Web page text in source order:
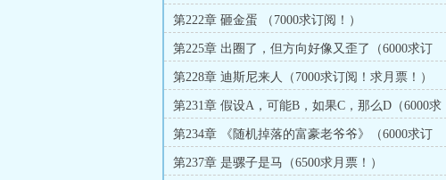
第222章 砸金蛋 （7000求订阅！）
第225章 出圈了，但方向好像又歪了（6000求订
阅！）
第228章 迪斯尼来人（7000求订阅！求月票！）
第231章 假设A，可能B，如果C，那么D（6000求
订阅！求月票！）
第234章 《随机掉落的富豪老爷爷》（6000求订
阅！求月票！）
第237章 是骡子是马（6500求月票！）